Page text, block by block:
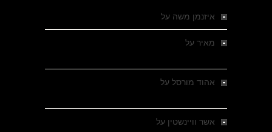
איזנמן משה על
מאיר על
אהוד מורסל על
אשר וויינשטין על